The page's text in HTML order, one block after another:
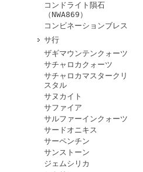
コンドライト隕石
（NWA869）
コンビネーションブレス
サ行
ザギマウンテンクォーツ
サチャロカクォーツ
サチャロカマスタークリ
スタル
サヌカイト
サファイア
サルファーインクォーツ
サードオニキス
サーペンチン
サンストーン
ジェムシリカ